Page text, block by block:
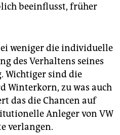
beeinflusst, früher
weniger die individuelle
des Verhaltens seines
Wichtiger sind die
Winterkorn, zu was auch
das die Chancen auf
Anleger von VW
verlangen.